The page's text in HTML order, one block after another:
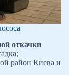
откачки
район Киева и